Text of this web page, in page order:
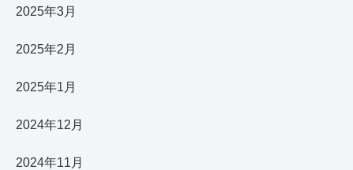
2025年3月
2025年2月
2025年1月
2024年12月
2024年11月